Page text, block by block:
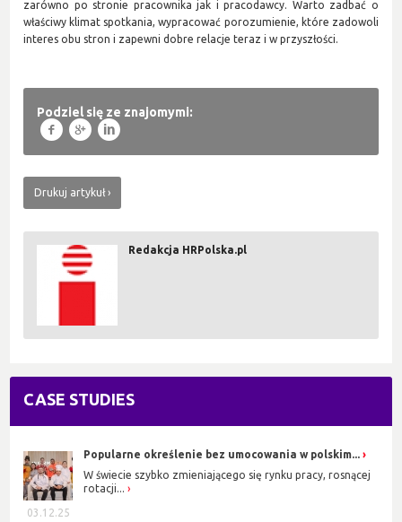
zarówno po stronie pracownika jak i pracodawcy. Warto zadbać o
właściwy klimat spotkania, wypracować porozumienie, które zadowoli
interes obu stron i zapewni dobre relacje teraz i w przyszłości.
Podziel się ze znajomymi:
f g l
Drukuj artykuł
Redakcja HRPolska.pl
CASE STUDIES
03.12.25
Popularne określenie bez umocowania w polskim...
W świecie szybko zmieniającego się rynku pracy, rosnącej
rotacji...